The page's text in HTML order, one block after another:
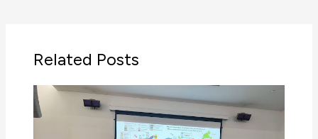
Related Posts